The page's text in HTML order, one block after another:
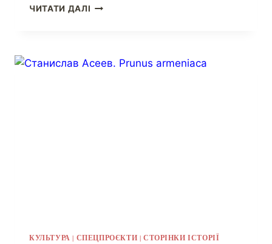
ЧИТАТИ ДАЛІ
КУЛЬТУРА | СПЕЦПРОЄКТИ | СТОРІНКИ ІСТОРІЇ